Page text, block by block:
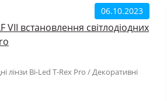
06.10.2023
VII встановлення світлодіодних
лінзи Bi-Led T-Rex Pro / Декоративні